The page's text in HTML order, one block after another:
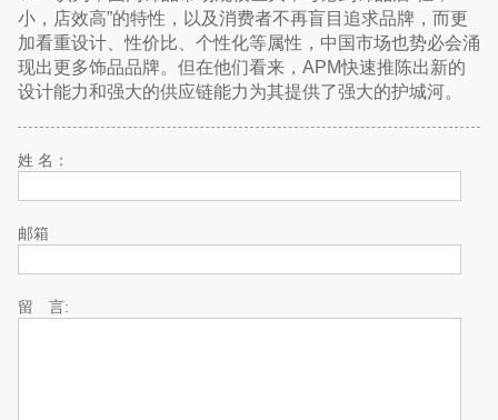
小，店效高”的特性，以及消费者不再盲目追求品牌，而更
加看重设计、性价比、个性化等属性，中国市场也势必会涌
现出更多饰品品牌。但在他们看来，APM快速推陈出新的
设计能力和强大的供应链能力为其提供了强大的护城河。
姓 名：
邮箱
留 言: